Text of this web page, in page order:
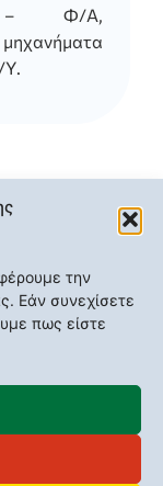
την
Εάν συνεχίσετε
πως είστε
Φ/Α,
μηχανήματα
Υ
των
| Copyright©2023 -
Πελοποννήσου